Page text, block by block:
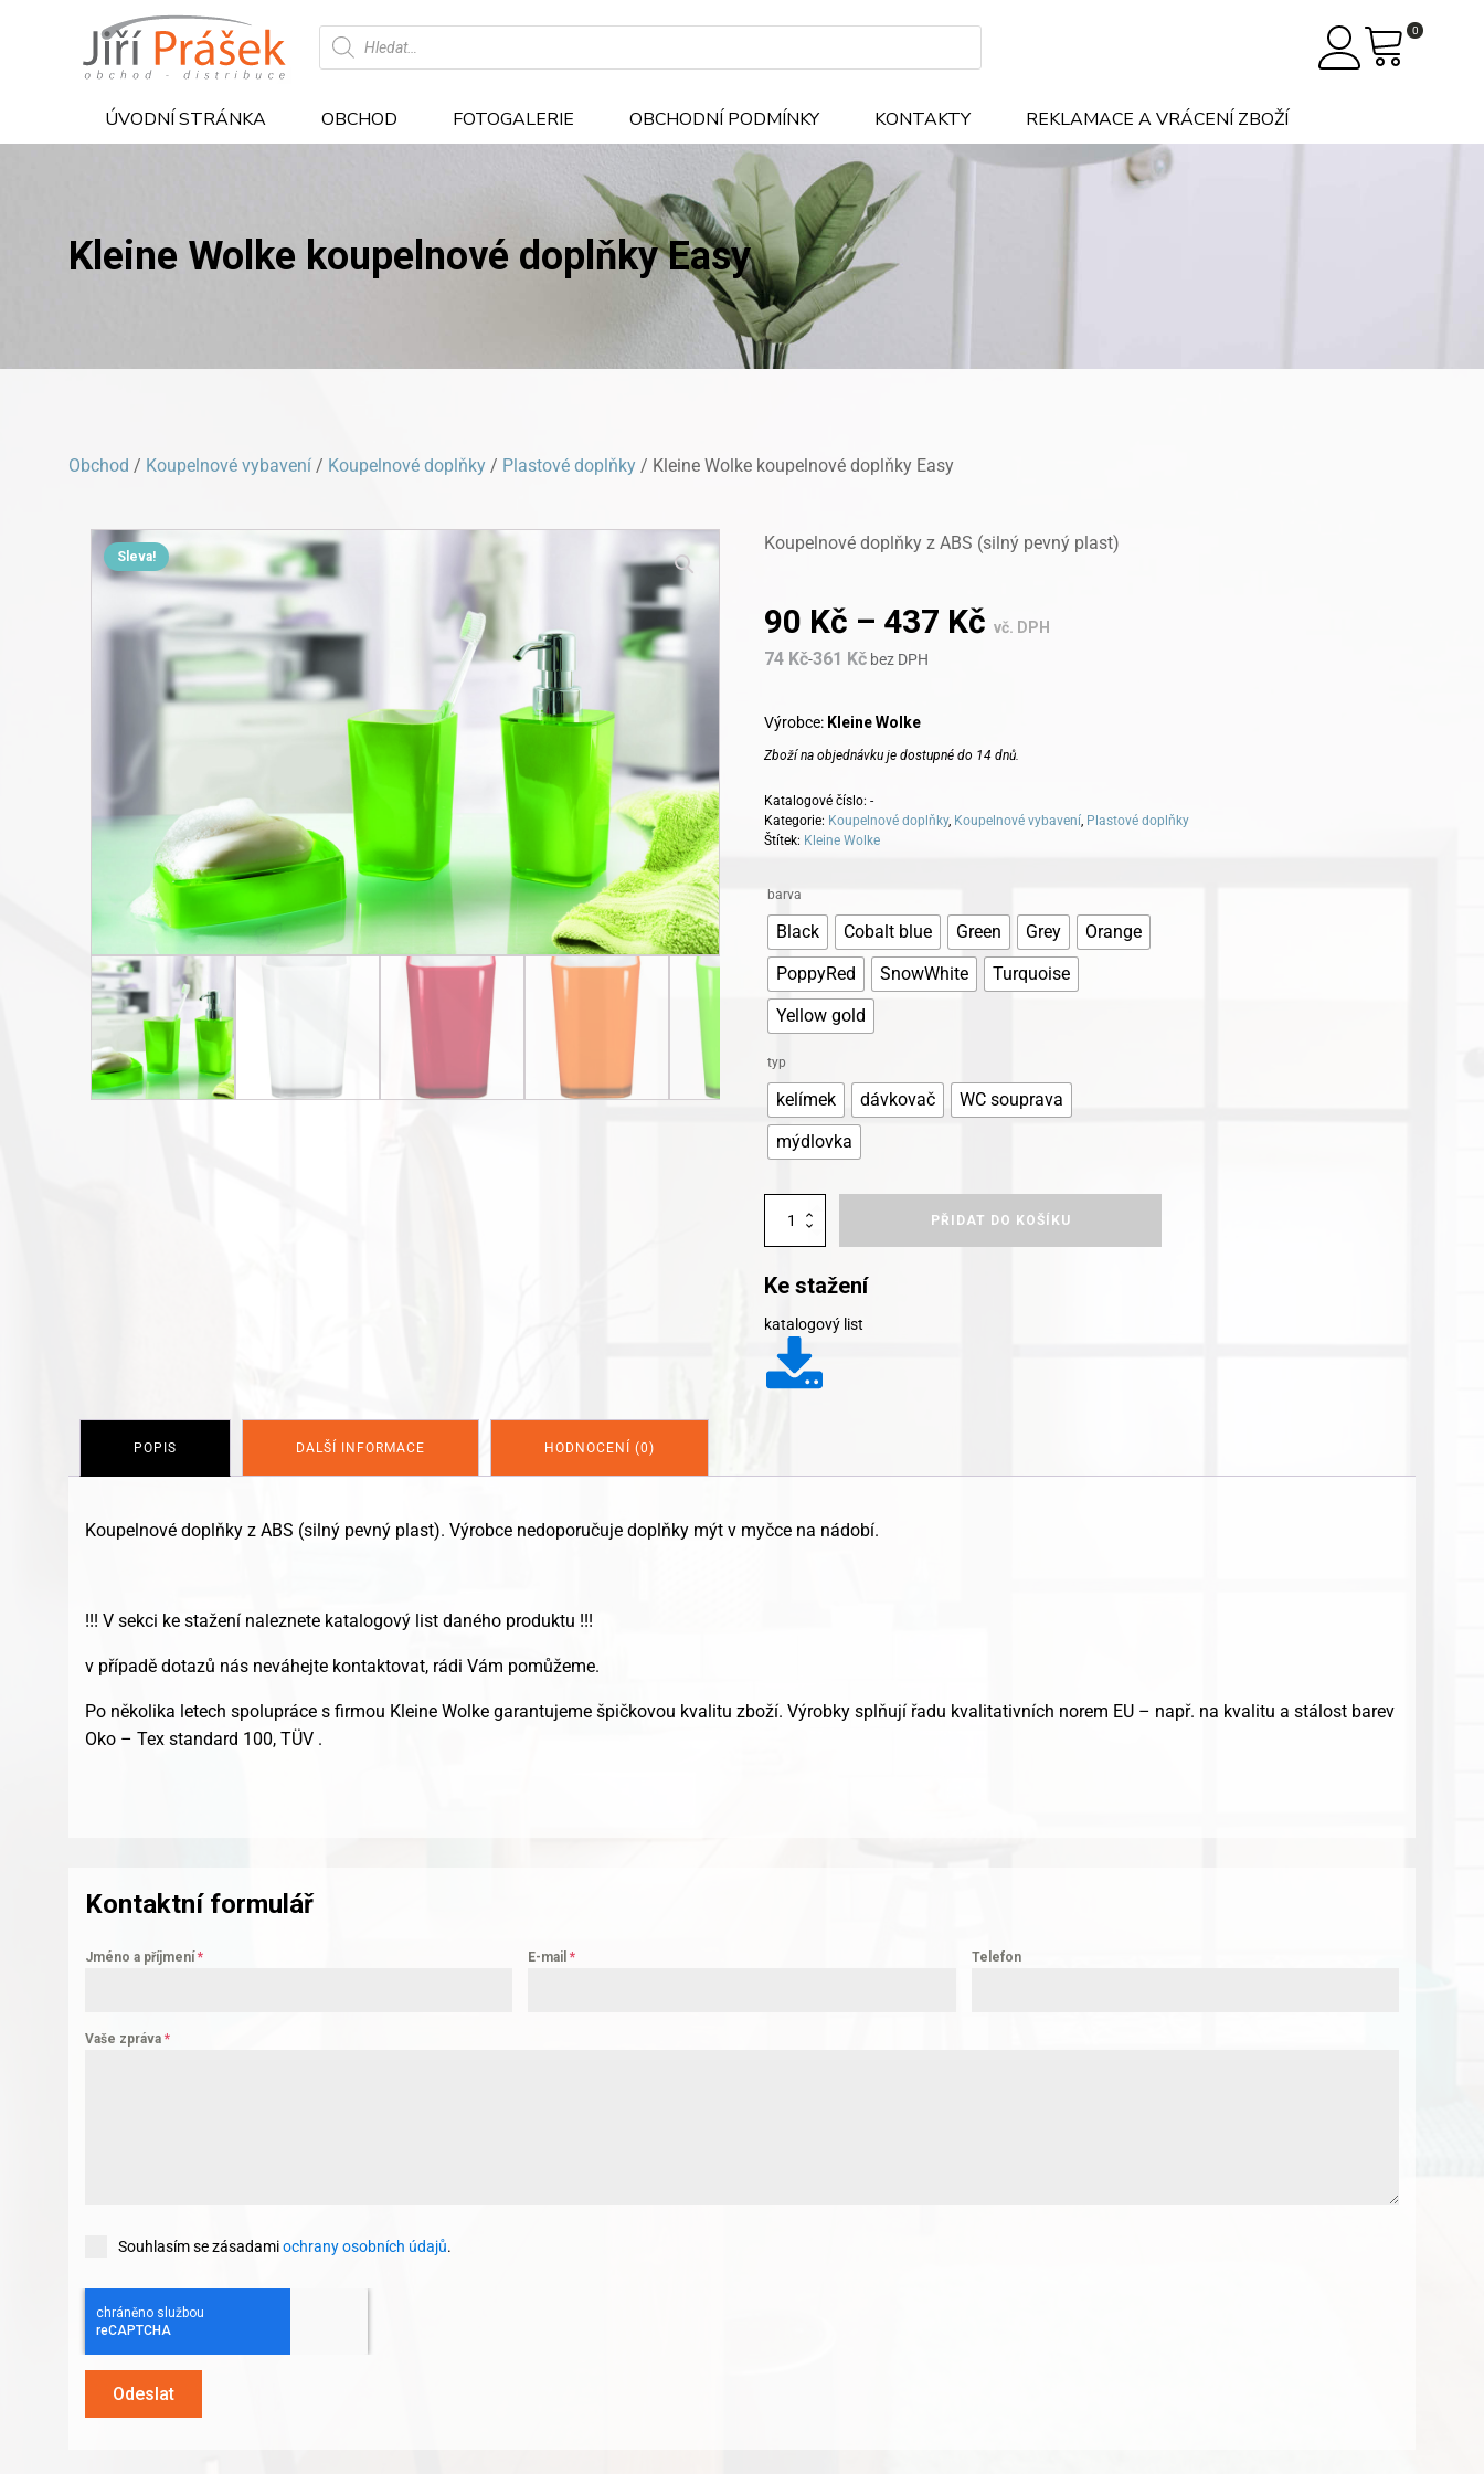
Products
search
0
ÚVODNÍ STRÁNKA OBCHOD FOTOGALERIE OBCHODNÍ PODMÍNKY KONTAKTY REKLAMACE A VRÁCENÍ ZBOŽÍ
Kleine Wolke koupelnové doplňky Easy
Obchod / Koupelnové vybavení / Koupelnové doplňky / Plastové doplňky / Kleine Wolke koupelnové doplňky Easy
Sleva!
Koupelnové doplňky z ABS (silný pevný plast)
90 Kč – 437 Kč vč. DPH
74 Kč-361 Kč bez DPH
Výrobce: Kleine Wolke
Zboží na objednávku je dostupné do 14 dnů.
Katalogové číslo: -
Kategorie: Koupelnové doplňky, Koupelnové vybavení, Plastové doplňky
Štítek: Kleine Wolke
barva
Black Cobalt blue Green Grey
Orange
PoppyRed
SnowWhite
Turquoise
Yellow gold
typ
kelímek dávkovač
WC souprava
mýdlovka
Kleine
Easy
PŘIDAT DO KOŠÍKU
Ke stažení
katalogový list
POPIS DALŠÍ INFORMACE HODNOCENÍ (0)
Koupelnové doplňky z ABS (silný pevný plast). Výrobce nedoporučuje doplňky mýt v myčce na nádobí.
!!! V sekci ke stažení naleznete katalogový list daného produktu !!!
v případě dotazů nás neváhejte kontaktovat, rádi Vám pomůžeme.
Po několika letech spolupráce s firmou Kleine Wolke garantujeme špičkovou kvalitu zboží. Výrobky splňují řadu kvalitativních norem EU – např. na kvalitu a stálost barev
Oko – Tex standard 100, TÜV .
Kontaktní formulář
Jméno a příjmení * E-mail* Telefon
Vaše zpráva *
Souhlasím se zásadamiochrany osobních údajů.
Odeslat